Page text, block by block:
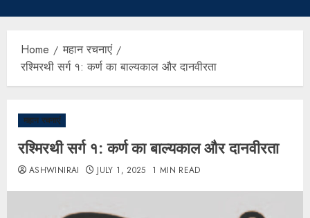
Home
महान रचनाएं
रश्मिरथी सर्ग १: कर्ण का बाल्यकाल और दानवीरता
महान रचनाएं
रश्मिरथी सर्ग १: कर्ण का बाल्यकाल और दानवीरता
ASHWINIRAI JULY 1, 2025 1 MIN READ